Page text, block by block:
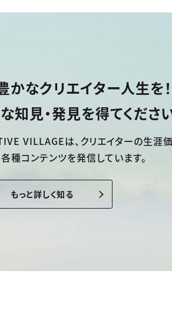
かなクリエイター人生を！
知見・発見を得てください
VILLAGEは、 クリエイターの生涯
種コンテンツを発信しています。
もっと詳しく知る